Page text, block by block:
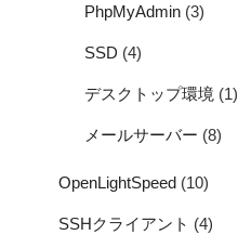
PhpMyAdmin (3)
SSD (4)
デスクトップ環境 (1)
メールサーバー (8)
OpenLightSpeed (10)
SSHクライアント (4)